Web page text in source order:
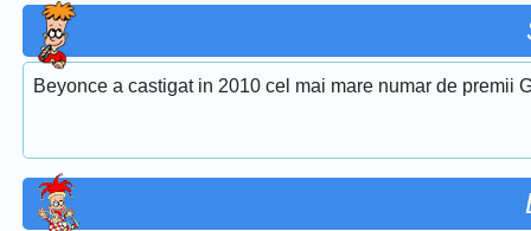
Beyonce a castigat in 2010 cel mai mare numar de premii